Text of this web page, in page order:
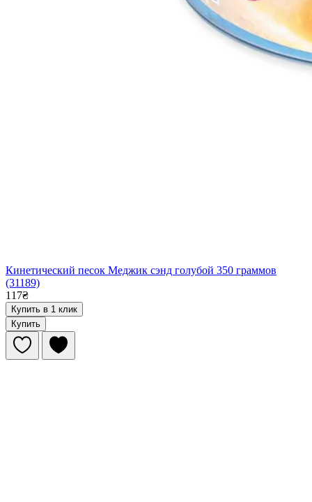
Кинетический песок Меджик сэнд голубой 350 граммов
(31189)
117₴
Купить в 1 клик
Купить